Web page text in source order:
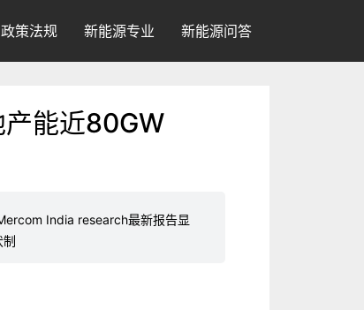
政策法规 新能源专业 新能源问答
能近80GW
India research最新报告显
制